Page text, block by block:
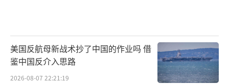
美国反航母新战术抄了中国的作业吗 借
鉴中国反介入思路
2026-08-07 22:21:19